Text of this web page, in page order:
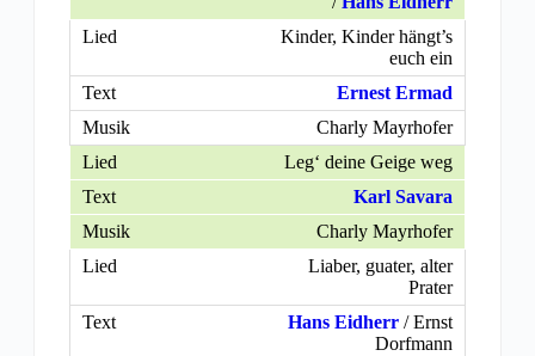
Kinder, Kinder hängt’s
euch ein
Ernest Ermad
Charly Mayrhofer
Leg‘ deine Geige weg
Karl Savara
Charly Mayrhofer
Liaber, guater, alter
Prater
Hans Eidherr / Ernst
Dorfmann